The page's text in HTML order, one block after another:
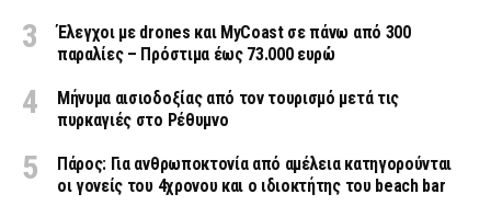
Έλεγχοι με drones και MyCoast σε πάνω από 300
παραλίες – Πρόστιμα έως 73.000 ευρώ
Μήνυμα αισιοδοξίας από τον τουρισμό μετά τις
πυρκαγιές στο Ρέθυμνο
Πάρος: Για ανθρωποκτονία από αμέλεια κατηγορούνται
οι γονείς του 4χρονου και ο ιδιοκτήτης του beach bar